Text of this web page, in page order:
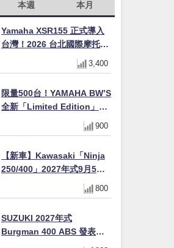
本週 本月
Yamaha XSR155 正式導入
台灣！2026 台北國際摩托車
展亮相，70 週年紀念版
YZF-R 系列限量追加販售
3,400
限量500台！YAMAHA BW’S
全新「Limited Edition」都
市探索限定色 GOOPiMADE
聯名包同步登場
900
【新車】Kawasaki「Ninja
250/400」2027年式9月5日
日本發售！新塗裝登場×價格
不變×輔助滑動式離合器
800
SUZUKI 2027年式
Burgman 400 ABS 發表！
8/18日本上市、支援E10汽油